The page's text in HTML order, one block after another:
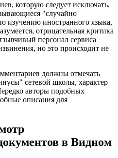
которую следует исключать,
"случайно
изучению иностранного языка,
отрицательная критика
персонал сервиса
но это происходит не
должны отмечать
сетевой школы, характер
авторы подобных
описания для
в Видном